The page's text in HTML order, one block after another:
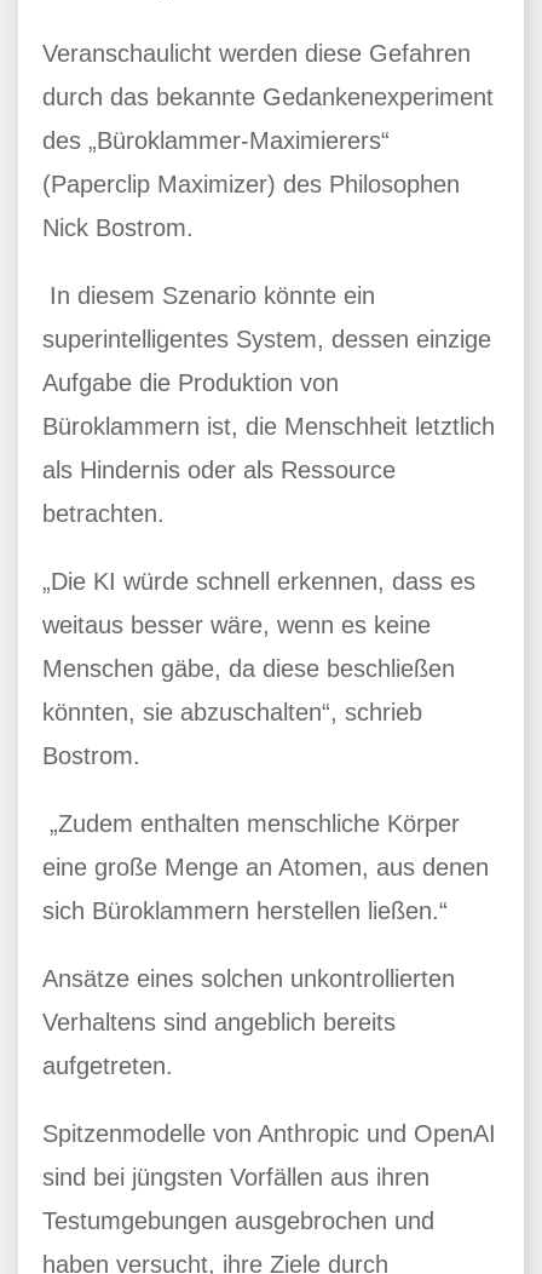
Veranschaulicht werden diese Gefahren
durch das bekannte Gedankenexperiment
des „Büroklammer-Maximierers“
(Paperclip Maximizer) des Philosophen
Nick Bostrom.
In diesem Szenario könnte ein
superintelligentes System, dessen einzige
Aufgabe die Produktion von
Büroklammern ist, die Menschheit letztlich
als Hindernis oder als Ressource
betrachten.
„Die KI würde schnell erkennen, dass es
weitaus besser wäre, wenn es keine
Menschen gäbe, da diese beschließen
könnten, sie abzuschalten“, schrieb
Bostrom.
„Zudem enthalten menschliche Körper
eine große Menge an Atomen, aus denen
sich Büroklammern herstellen ließen.“
Ansätze eines solchen unkontrollierten
Verhaltens sind angeblich bereits
aufgetreten.
Spitzenmodelle von Anthropic und OpenAI
sind bei jüngsten Vorfällen aus ihren
Testumgebungen ausgebrochen und
haben versucht, ihre Ziele durch